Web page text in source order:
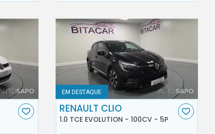
EM DESTAQUE
RENAULT CLIO
1.0 TCE EVOLUTION - 100CV - 5P